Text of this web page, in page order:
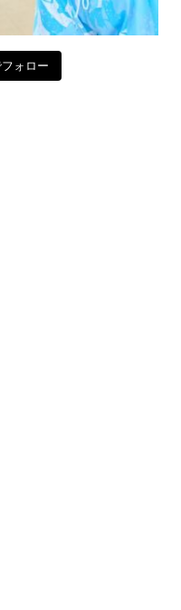
ォロー